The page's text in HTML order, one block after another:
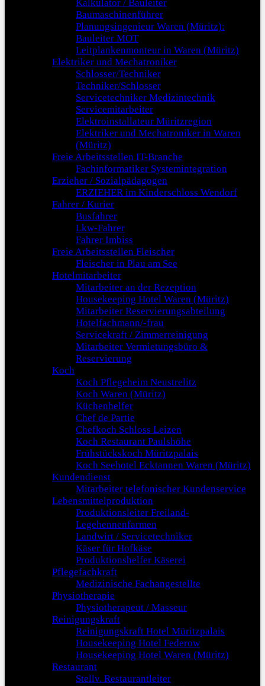
Kalkulator / Bauleiter
Baumaschinenführer
Planungsingenieur Waren (Müritz):
Bauleiter MOT
Leitplankenmonteur in Waren (Müritz)
Elektriker und Mechatroniker
Schlosser/Techniker
Techniker/Schlosser
Servicetechniker Medizintechnik
Servicemitarbeiter
Elektroinstallateur Müritzregion
Elektriker und Mechatroniker in Waren
(Müritz)
Freie Arbeitsstellen IT-Branche
Fachinformatiker Systemintegration
Erzieher / Sozialpädagogen
ERZIEHER im Kinderschloss Wendorf
Fahrer / Kurier
Busfahrer
Lkw-Fahrer
Fahrer Imbiss
Freie Arbeitsstellen Fleischer
Fleischer in Plau am See
Hotelmitarbeiter
Mitarbeiter an der Rezeption
Housekeeping Hotel Waren (Müritz)
Mitarbeiter Reservierungsabteilung
Hotelfachmann/-frau
Servicekraft / Zimmerreinigung
Mitarbeiter Vermietungsbüro &
Reservierung
Koch
Koch Pflegeheim Neustrelitz
Koch Waren (Müritz)
Küchenhelfer
Chef de Partie
Chefkoch Schloss Leizen
Koch Restaurant Paulshöhe
Frühstückskoch Müritzpalais
Koch Seehotel Ecktannen Waren (Müritz)
Kundendienst
Mitarbeiter telefonischer Kundenservice
Lebensmittelproduktion
Produktionsleiter Freiland-
Legehennenfarmen
Landwirt / Servicetechniker
Käser für Hofkäse
Produktionshelfer Käserei
Pflegefachkraft
Medizinische Fachangestellte
Physiotherapie
Physiotherapeut / Masseur
Reinigungskraft
Reinigungskraft Hotel Müritzpalais
Housekeeping Hotel Federow
Housekeeping Hotel Waren (Müritz)
Restaurant
Stellv. Restaurantleiter